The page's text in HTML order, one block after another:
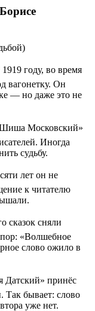
году, во время
вагонетку. Он
— но даже это не
Московский»
Иногда
судьбу.
лет он не
к читателю
сказок сняли
«Волшебное
слово ожило в
Датский» принёс
Так бывает: слово
уже нет.